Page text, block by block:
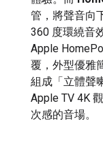
管，將聲音向
360 度環繞音
Apple
覆，外型優雅
組成「立體聲
Apple TV 4K
次感的音場。